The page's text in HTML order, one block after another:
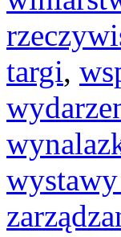
targi,